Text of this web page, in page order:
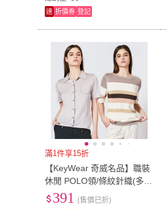
速 折價券 登記
滿1件享15折
【KeyWear 奇威名品】職裝
休閒 POLO領/條紋針織(多款
任選)
391 (售價已折)